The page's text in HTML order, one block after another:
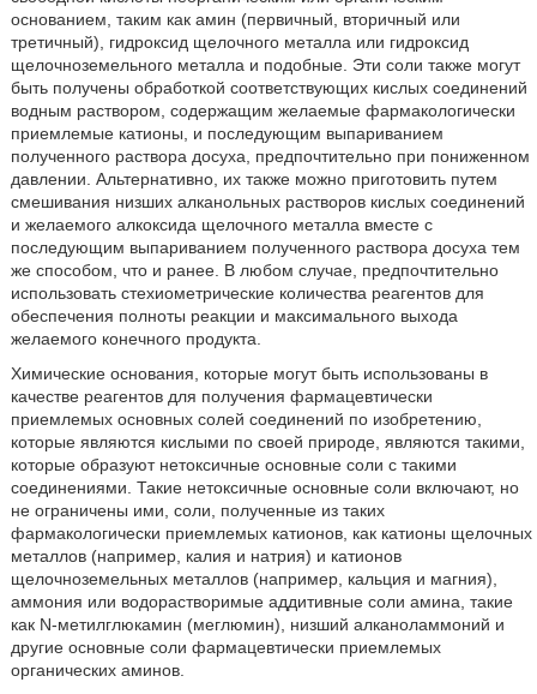
основанием, таким как амин (первичный, вторичный или
третичный), гидроксид щелочного металла или гидроксид
щелочноземельного металла и подобные. Эти соли также могут
быть получены обработкой соответствующих кислых соединений
водным раствором, содержащим желаемые фармакологически
приемлемые катионы, и последующим выпариванием
полученного раствора досуха, предпочтительно при пониженном
давлении. Альтернативно, их также можно приготовить путем
смешивания низших алканольных растворов кислых соединений
и желаемого алкоксида щелочного металла вместе с
последующим выпариванием полученного раствора досуха тем
же способом, что и ранее. В любом случае, предпочтительно
использовать стехиометрические количества реагентов для
обеспечения полноты реакции и максимального выхода
желаемого конечного продукта.
Химические основания, которые могут быть использованы в
качестве реагентов для получения фармацевтически
приемлемых основных солей соединений по изобретению,
которые являются кислыми по своей природе, являются такими,
которые образуют нетоксичные основные соли с такими
соединениями. Такие нетоксичные основные соли включают, но
не ограничены ими, соли, полученные из таких
фармакологически приемлемых катионов, как катионы щелочных
металлов (например, калия и натрия) и катионов
щелочноземельных металлов (например, кальция и магния),
аммония или водорастворимые аддитивные соли амина, такие
как N-метилглюкамин (меглюмин), низший алканоламмоний и
другие основные соли фармацевтически приемлемых
органических аминов.